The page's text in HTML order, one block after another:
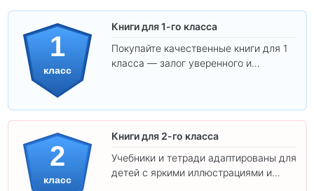
1
класс
Книги для 1-го класса
Покупайте качественные книги для 1
класса — залог уверенного и
2
класс
Книги для 2-го класса
Учебники и тетради адаптированы для
детей с яркими иллюстрациями и